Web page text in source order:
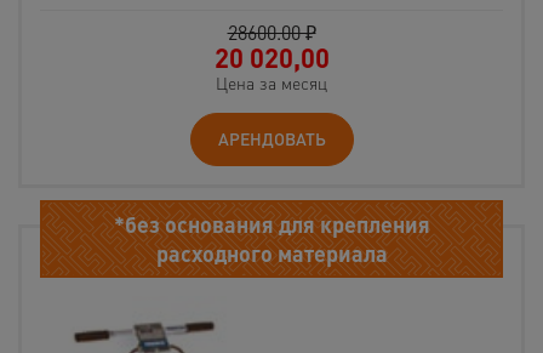
28600.00 ₽
20 020,00
Цена за месяц
АРЕНДОВАТЬ
*без основания для крепления
расходного материала